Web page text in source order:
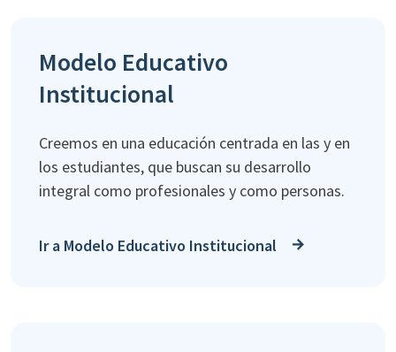
Modelo Educativo
Institucional
Creemos en una educación centrada en las y en
los estudiantes, que buscan su desarrollo
integral como profesionales y como personas.
Ir a Modelo Educativo Institucional